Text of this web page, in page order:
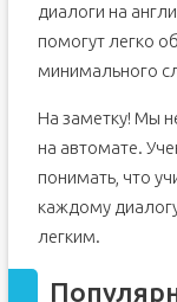
диалоги на
помогут легко
минимального
На заметку! Мы
на автомате.
понимать, что
каждому
легким.